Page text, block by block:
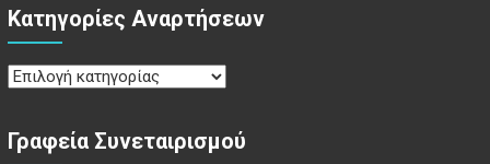
Κατηγορίες Αναρτήσεων
Κατηγορίες
Γραφεία Συνεταιρισμού